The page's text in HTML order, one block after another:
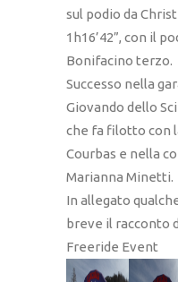
sul podio da
1h16’42”, con il
Bonifacino terzo.
Successo nella
Giovando dello Sci
che fa filotto con
Courbas e nella
Marianna Minetti.
In allegato
breve il racconto
Freeride Event